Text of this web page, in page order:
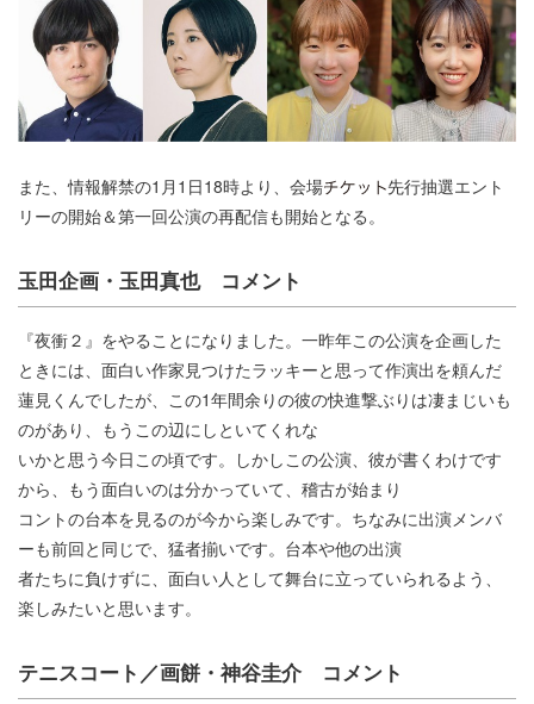
また、情報解禁の1月1日18時より、会場
先行抽選エント
リーの開始＆第一回公演の再配信も開始となる。
玉田企画・玉田真也 コメント
『夜衝２』をやることになりました。一昨年この公演を企画した
ときには、面白い作家見つけたラッキーと思って作演出を頼んだ
蓮見くんでしたが、この1年間余りの彼の快進撃ぶりは凄まじいも
のがあり、もうこの辺にしといてくれな
いかと思う今日この頃です。しかしこの公演、彼が書くわけです
から、もう面白いのは分かっていて、稽古が始まり
コントの台本を見るのが今から楽しみです。ちなみに出演メンバ
ーも前回と同じで、猛者揃いです。台本や他の出演
者たちに負けずに、面白い人として舞台に立っていられるよう、
楽しみたいと思います。
テニスコート／画餅・神谷圭介 コメント